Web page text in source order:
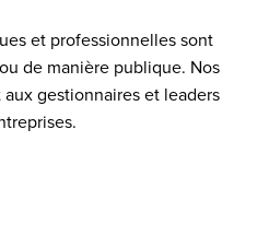
et professionnelles sont
de manière publique. Nos
aux gestionnaires et leaders